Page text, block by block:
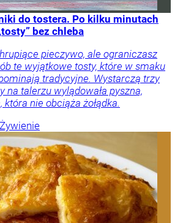
do tostera. Po kilku minutach
bez chleba
pieczywo, ale ograniczasz
te wyjątkowe tosty, które w smaku
tradycyjne. Wystarczą trzy
na talerzu wylądowała pyszna,
nie obciąża żołądka.
Żywienie